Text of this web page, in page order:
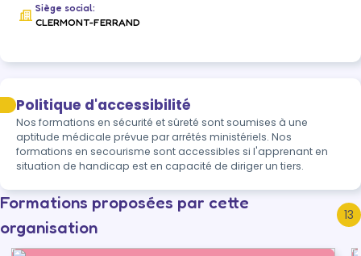
Siège social:
CLERMONT-FERRAND
Politique d'accessibilité
Nos formations en sécurité et sûreté sont soumises à une
aptitude médicale prévue par arrêtés ministériels. Nos
formations en secourisme sont accessibles si l'apprenant en
situation de handicap est en capacité de diriger un tiers.
Formations proposées par cette
organisation
13